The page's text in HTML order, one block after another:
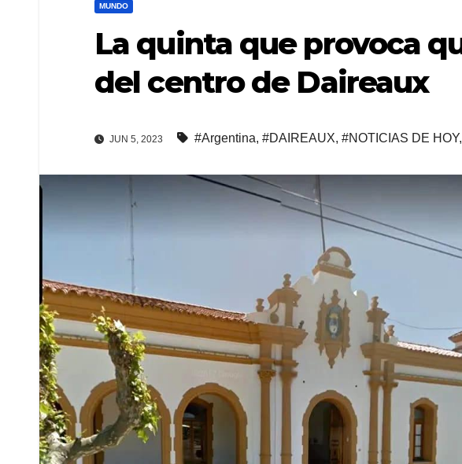
MUNDO
La quinta que provoca
del centro de Daireaux
JUN 5, 2023 #Argentina, #DAIREAUX, #NOTICIAS DE HOY,